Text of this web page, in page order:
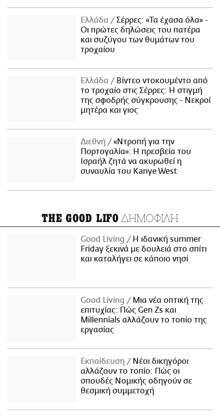
Ελλάδα
Σέρρες: «Τα έχασα όλα» -
Οι πρώτες δηλώσεις του πατέρα
και συζύγου των θυμάτων του
τροχαίου
Ελλάδα
Βίντεο ντοκουμέντο από
το τροχαίο στις Σέρρες: Η στιγμή
της σφοδρής σύγκρουσης - Νεκροί
μητέρα και γιος
Διεθνή
«Ντροπή για την
Πορτογαλία»: Η πρεσβεία του
Ισραήλ ζητά να ακυρωθεί η
συναυλία του Kanye West
THE GOOD LIFO ΔΗΜΟΦΙΛΗ
Good Living
Η ιδανική summer
Friday ξεκινά με δουλειά στο σπίτι
και καταλήγει σε κάποιο νησί
Good Living
Μια νέα οπτική της
επιτυχίας: Πώς Gen Zs και
Millennials αλλάζουν το τοπίο της
εργασίας
Εκπαίδευση
Νέοι δικηγόροι
αλλάζουν το τοπίο: Πώς οι
σπουδές Νομικής οδηγούν σε
θεσμική συμμετοχή